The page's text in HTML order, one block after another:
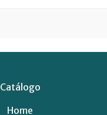
Catálogo
Home